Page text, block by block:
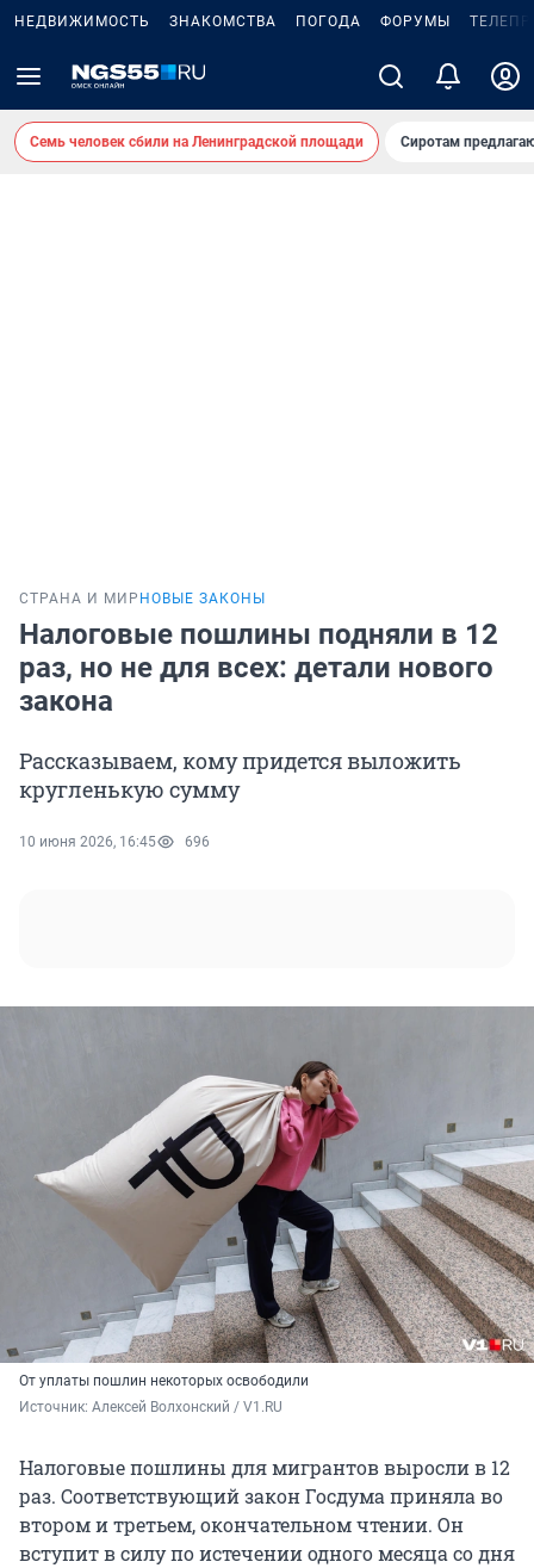
НЕДВИЖИМОСТЬ ЗНАКОМСТВА ПОГОДА ФОРУМЫ
Семь человек сбили на Ленинградской площади Сиротам
СТРАНА И МИР НОВЫЕ ЗАКОНЫ
Налоговые пошлины подняли в 12
раз, но не для всех: детали нового
закона
Рассказываем, кому придется выложить
кругленькую сумму
10 июня 2026, 16:45 696
От уплаты пошлин некоторых освободили
Источник: Алексей Волхонский / V1.RU
Налоговые пошлины для мигрантов выросли в 12
раз. Соответствующий закон Госдума приняла во
втором и третьем, окончательном чтении. Он
вступит в силу по истечении одного месяца со дня